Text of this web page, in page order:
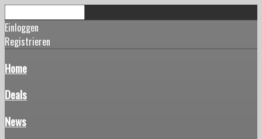
Einloggen
Registrieren
Home
Deals
News